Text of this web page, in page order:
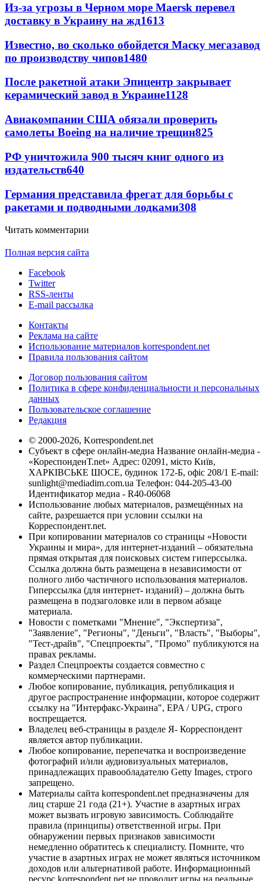
Из-за угрозы в Черном море Maersk перевел
доставку в Украину на жд1613
Известно, во сколько обойдется Маску мегазавод
по производству чипов1480
После ракетной атаки Эпицентр закрывает
керамический завод в Украине1128
Авиакомпании США обязали проверить
самолеты Boeing на наличие трещин825
РФ уничтожила 900 тысяч книг одного из
издательств640
Германия представила фрегат для борьбы с
ракетами и подводными лодками308
Читать комментарии
Полная версия сайта
Facebook
Twitter
RSS-ленты
E-mail рассылка
Контакты
Реклама на сайте
Использование материалов korrespondent.net
Правила пользования сайтом
Договор пользования сайтом
Политика в сфере конфиденциальности и персональных
данных
Пользовательское соглашение
Редакция
© 2000-2026, Korrespondent.net
Субъект в сфере онлайн-медиа Название онлайн-медиа -
«КореспонденТ.net» Адрес: 02091, місто Київ,
ХАРКІВСЬКЕ ШОСЕ, будинок 172-Б, офіс 208/1 E-mail:
sunlight@mediadim.com.ua Телефон: 044-205-43-00
Идентификатор медиа - R40-06068
Использование любых материалов, размещённых на
сайте, разрешается при условии ссылки на
Корреспондент.net.
При копировании материалов со страницы «Новости
Украины и мира», для интернет-изданий – обязательна
прямая открытая для поисковых систем гиперссылка.
Ссылка должна быть размещена в независимости от
полного либо частичного использования материалов.
Гиперссылка (для интернет- изданий) – должна быть
размещена в подзаголовке или в первом абзаце
материала.
Новости с пометками "Мнение", "Экспертиза",
"Заявление", "Регионы", "Деньги", "Власть", "Выборы",
"Тест-драйв", "Спецпроекты", "Промо" публикуются на
правах рекламы.
Раздел Спецпроекты создается совместно с
коммерческими партнерами.
Любое копирование, публикация, републикация и
другое распространение информации, которое содержит
ссылку на "Интерфакс-Украина", EPA / UPG, строго
воспрещается.
Владелец веб-страницы в разделе Я- Корреспондент
является автор публикации.
Любое копирование, перепечатка и воспроизведение
фотографий и/или аудиовизуальных материалов,
принадлежащих правообладателю Getty Images, строго
запрещено.
Материалы сайта korrespondent.net предназначены для
лиц старше 21 года (21+). Участие в азартных играх
может вызвать игровую зависимость. Соблюдайте
правила (принципы) ответственной игры. При
обнаружении первых признаков зависимости
немедленно обратитесь к специалисту. Помните, что
участие в азартных играх не может являться источником
доходов или альтернативой работе. Информационный